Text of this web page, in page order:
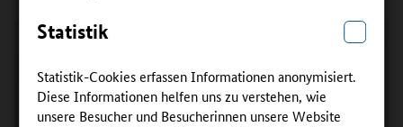
Statistik
Statistik-Cookies erfassen Informationen anonymisiert.
Diese Informationen helfen uns zu verstehen, wie
unsere Besucher und Besucherinnen unsere Website